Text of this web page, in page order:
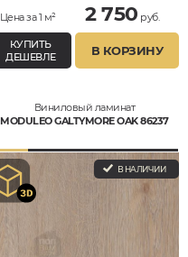
Цена за 1 м² 2 750 руб.
КУПИТЬ
ДЕШЕВЛЕ
В КОРЗИНУ
Виниловый ламинат
MODULEO GALTYMORE OAK 86237
В НАЛИЧИИ